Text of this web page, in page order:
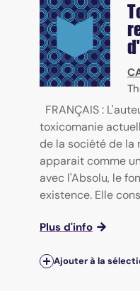
FRANÇAIS :
toxicomanie
de la société de la
apparait comme
avec l'Absolu, le
existence. Elle
Plus d'info
Ajouter à la